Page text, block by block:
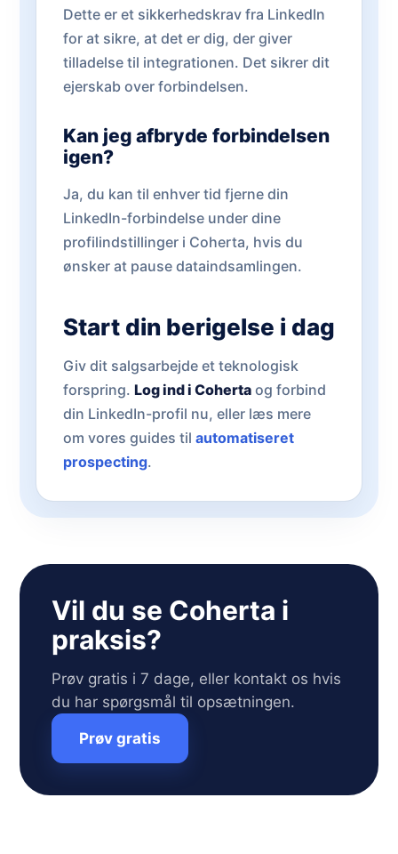
Dette er et sikkerhedskrav fra LinkedIn
for at sikre, at det er dig, der giver
tilladelse til integrationen. Det sikrer dit
ejerskab over forbindelsen.
Kan jeg afbryde forbindelsen
igen?
Ja, du kan til enhver tid fjerne din
LinkedIn-forbindelse under dine
profilindstillinger i Coherta, hvis du
ønsker at pause dataindsamlingen.
Start din berigelse i dag
Giv dit salgsarbejde et teknologisk
forspring. Log ind i Coherta og forbind
din LinkedIn-profil nu, eller læs mere
om vores guides til automatiseret
prospecting.
Vil du se Coherta i
praksis?
Prøv gratis i 7 dage, eller kontakt os hvis
du har spørgsmål til opsætningen.
Prøv gratis